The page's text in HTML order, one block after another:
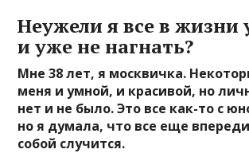
Неужели я все в жизни
и уже не нагнать?
Мне 38 лет, я москвичка.
меня и умной, и красивой, но
нет и не было. Это все как-то с
но я думала, что все еще
собой случится.